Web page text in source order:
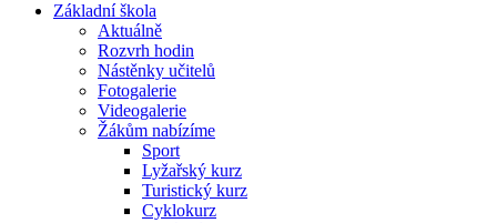
Základní škola
Aktuálně
Rozvrh hodin
Nástěnky učitelů
Fotogalerie
Videogalerie
Žákům nabízíme
Sport
Lyžařský kurz
Turistický kurz
Cyklokurz